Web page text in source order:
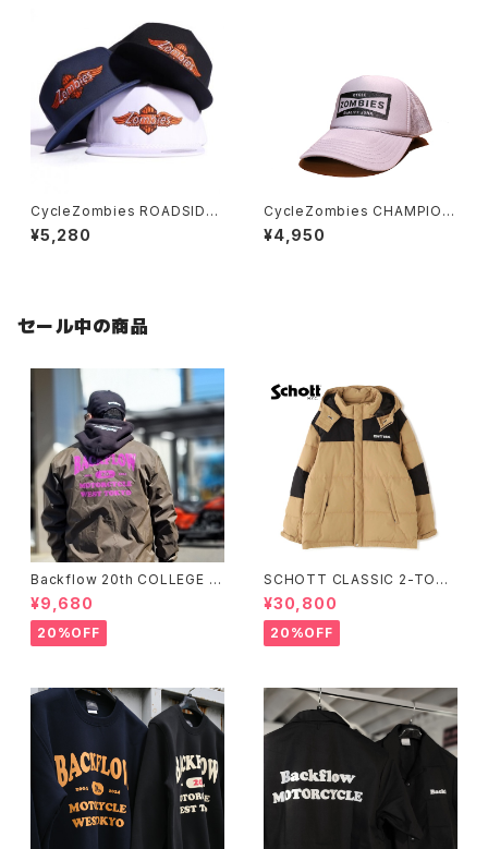
CycleZombies ROADSIDE
Snapback Hat
¥5,280
CycleZombies CHAMPION
TRUCKER MESH CAP THFF
-001
¥4,950
セール中の商品
Backflow 20th COLLEGE C
OACH JACKET
¥9,680
20%OFF
SCHOTT CLASSIC 2-TONE
DOWN JACKET
¥30,800
20%OFF